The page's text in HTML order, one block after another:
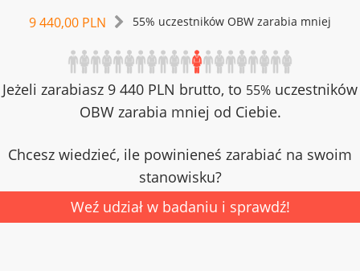
9 440,00 PLN 55% uczestników OBW zarabia mniej
Jeżeli zarabiasz 9 440 PLN brutto, to 55% uczestników
OBW zarabia mniej od Ciebie.
Chcesz wiedzieć, ile powinieneś zarabiać na swoim
stanowisku?
Weź udział w badaniu i sprawdź!